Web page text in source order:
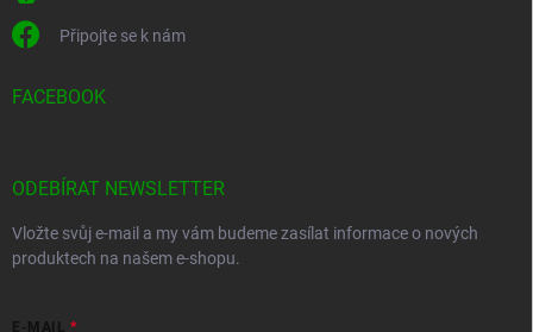
Připojte se k nám
FACEBOOK
ODEBÍRAT NEWSLETTER
Vložte svůj e-mail a my vám budeme zasílat informace o nových
produktech na našem e-shopu.
E-MAIL